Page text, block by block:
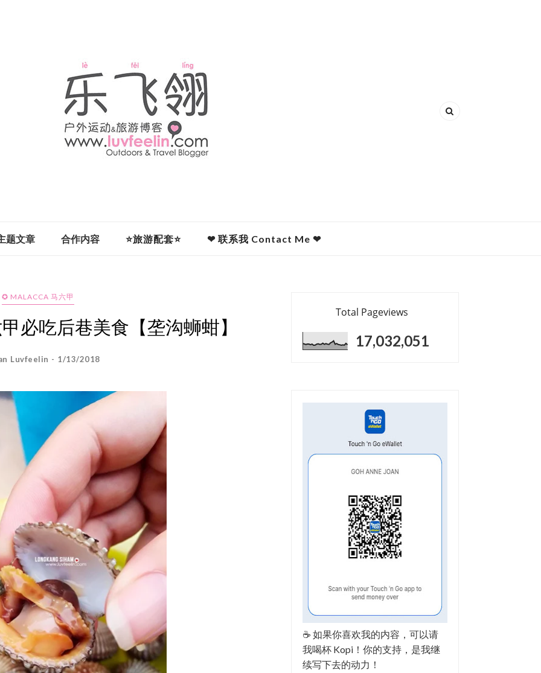
题文章 合作内容 ⭐旅游配套⭐ ❤ 联系我 Contact Me ❤
✪ MALACCA 马六甲
必吃后巷美食【垄沟蛳蚶】
Luvfeelin - 1/13/2018
Total Pageviews
17,032,051
☕ 如果你喜欢我的内容，可以请
我喝杯 Kopi！你的支持，是我继
续写下去的动力！